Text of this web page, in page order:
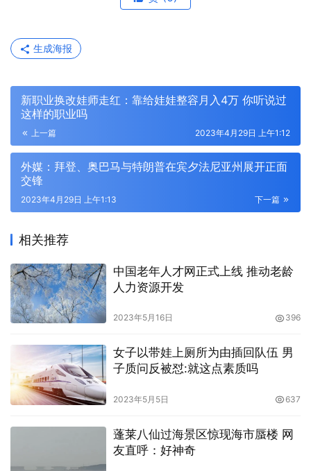
生成海报
新职业换改娃师走红：靠给娃娃整容月入4万 你听说过
这样的职业吗
上一篇 2023年4月29日 上午1:12
外媒：拜登、奥巴马与特朗普在宾夕法尼亚州展开正面
交锋
下一篇
2023年4月29日 上午1:13
相关推荐
中国老年人才网正式上线 推动老龄
人力资源开发
2023年5月16日 396
女子以带娃上厕所为由插回队伍 男
子质问反被怼:就这点素质吗
2023年5月5日 637
蓬莱八仙过海景区惊现海市蜃楼 网
友直呼：好神奇